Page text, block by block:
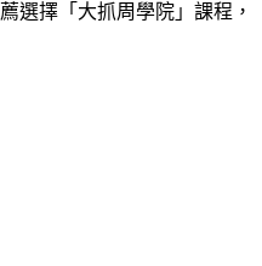
選擇「大抓周學院」課程，